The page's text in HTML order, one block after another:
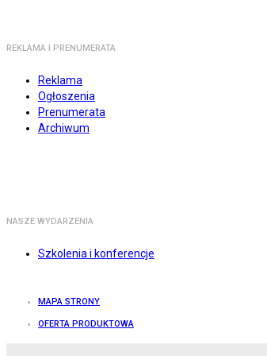
REKLAMA I PRENUMERATA
Reklama
Ogłoszenia
Prenumerata
Archiwum
NASZE WYDARZENIA
Szkolenia i konferencje
MAPA STRONY
OFERTA PRODUKTOWA